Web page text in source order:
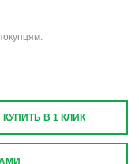
КУПИТЬ В 1 КЛИК